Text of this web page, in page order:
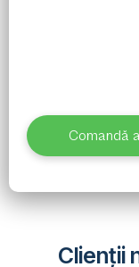
Comandă
Clienții